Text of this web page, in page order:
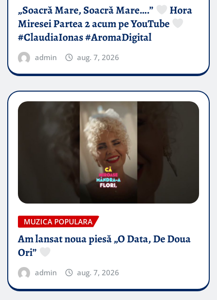
„Soacră Mare, Soacră Mare….”
Hora
Miresei Partea 2 acum pe YouTube
#ClaudiaIonas #AromaDigital
admin aug. 7, 2026
MUZICA POPULARA
Am lansat noua piesă „O Data, De Doua
Ori”
admin aug. 7, 2026